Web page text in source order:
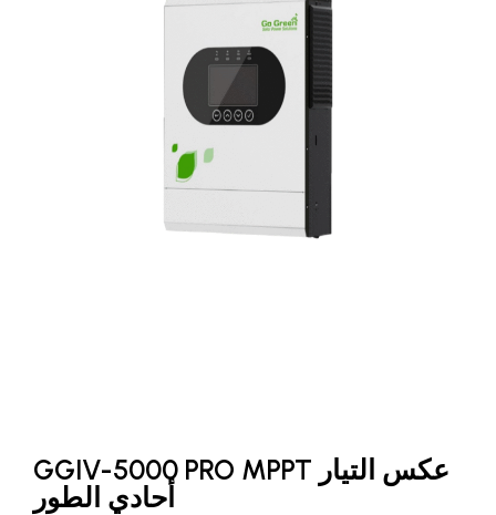
عكس التيار GGIV-5000 PRO MPPT
أحادي الطور